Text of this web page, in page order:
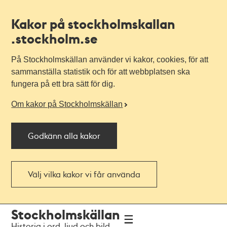
Kakor på stockholmskallan
.stockholm.se
På Stockholmskällan använder vi kakor, cookies, för att
sammanställa statistik och för att webbplatsen ska
fungera på ett bra sätt för dig.
Om kakor på Stockholmskällan
Godkänn alla kakor
Välj vilka kakor vi får använda
navigationen
huvudinnehållet
Stockholmskällan